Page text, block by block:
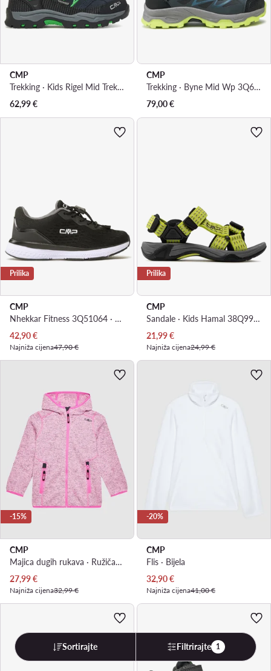
CMP
Trekking · Kids Rigel Mid Trekking Shoes Wp 3Q12944K · Tamnoplava
62,99€
CMP
Trekking · Byne Mid Wp 3Q66894 · Siva
79,00€
Prilika
CMP
Nhekkar Fitness 3Q51064 · Tenisice za dvoranski nogomet
Trenutna cijena
42,90€
Najniža cijena47,90 €
Prilika
CMP
Sandale · Kids Hamal 38Q9959 · Zelena
Trenutna cijena
21,99€
Najniža cijena24,99 €
-15%
CMP
Majica dugih rukava · Ružičasta
Trenutna cijena
27,99€
Najniža cijena32,99 €
-20%
CMP
Flis · Bijela
Trenutna cijena
32,90€
Najniža cijena41,00 €
Sortirajte Filtrirajte 1